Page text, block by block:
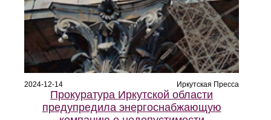
2024-12-14 Иркутская Пресса
Прокуратура Иркутской области
предупредила энергоснабжающую